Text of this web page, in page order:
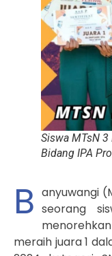
Siswa MTsN 3
Bidang IPA
B anyuwangi
seorang
meraih juara 1